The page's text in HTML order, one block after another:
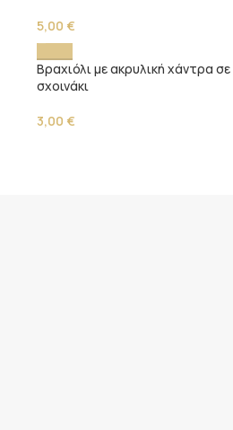
5,00 €
Βραχιόλι με ακρυλική χάντρα σε
σχοινάκι
3,00 €